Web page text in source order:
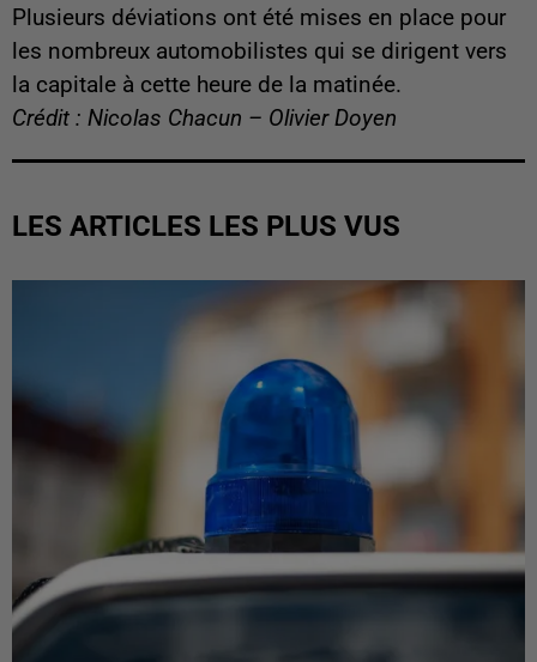
Plusieurs déviations ont été mises en place pour
les nombreux automobilistes qui se dirigent vers
la capitale à cette heure de la matinée.
Crédit : Nicolas Chacun – Olivier Doyen
LES ARTICLES LES PLUS VUS